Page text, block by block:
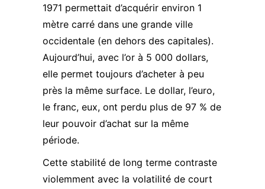
1971 permettait d’acquérir environ 1
mètre carré dans une grande ville
occidentale (en dehors des capitales).
Aujourd’hui, avec l’or à 5 000 dollars,
elle permet toujours d’acheter à peu
près la même surface. Le dollar, l’euro,
le franc, eux, ont perdu plus de 97 % de
leur pouvoir d’achat sur la même
période.
Cette stabilité de long terme contraste
violemment avec la volatilité de court